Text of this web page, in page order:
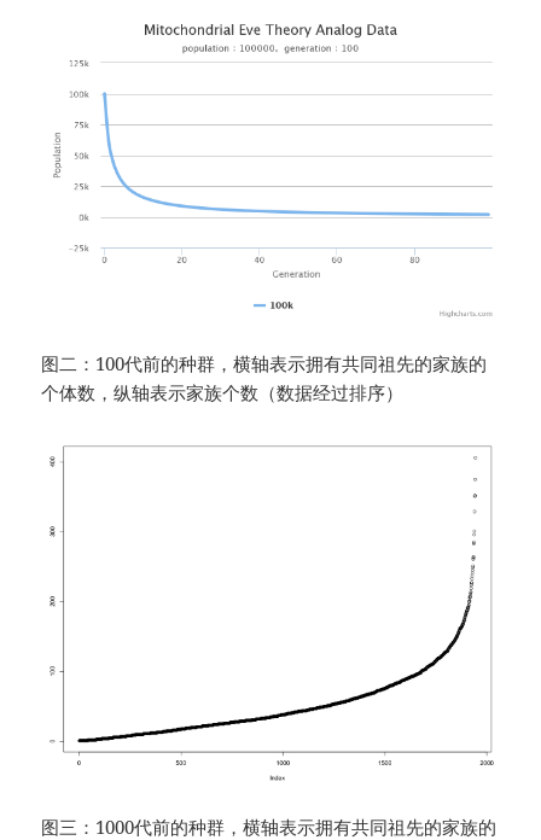
图二：100代前的种群，横轴表示拥有共同祖先的家族的
个体数，纵轴表示家族个数（数据经过排序）
图三：1000代前的种群，横轴表示拥有共同祖先的家族的